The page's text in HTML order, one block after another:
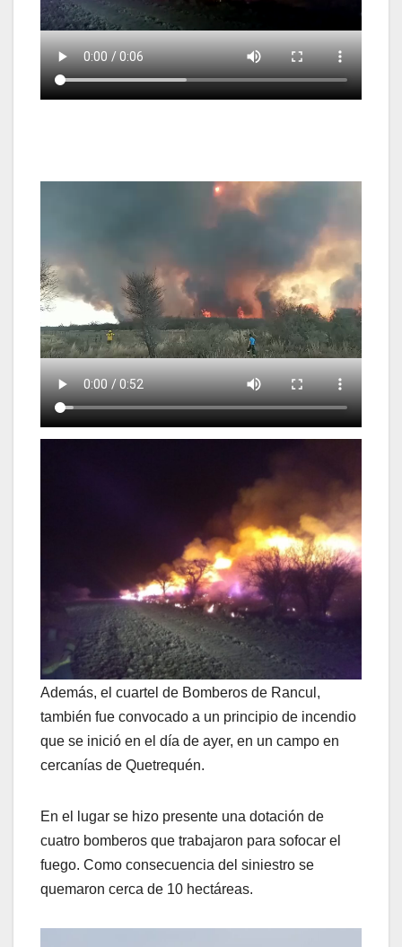
Además, el cuartel de Bomberos de Rancul,
también fue convocado a un principio de incendio
que se inició en el día de ayer, en un campo en
cercanías de Quetrequén.
En el lugar se hizo presente una dotación de
cuatro bomberos que trabajaron para sofocar el
fuego. Como consecuencia del siniestro se
quemaron cerca de 10 hectáreas.